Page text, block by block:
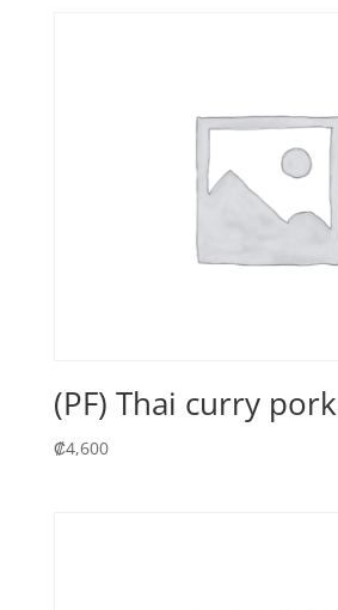
(PF) Thai curry pork
₡4,600